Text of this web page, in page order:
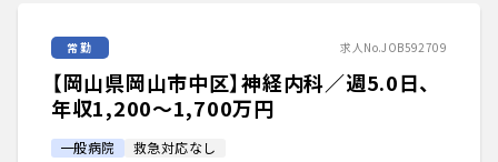
常勤 求人No.JOB592709
【岡山県岡山市中区】神経内科／週5.0日、
年収1,200〜1,700万円
一般病院 救急対応なし